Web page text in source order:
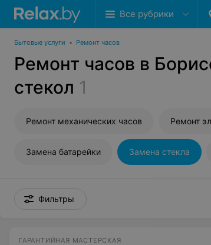
Все рубрики
Бытовые услуги • Ремонт часов
Ремонт часов в
стекол 1
Ремонт механических часов Ремонт
Замена батарейки Замена стекла
Фильтры
ГАРАНТИЙНАЯ МАСТЕРСКАЯ